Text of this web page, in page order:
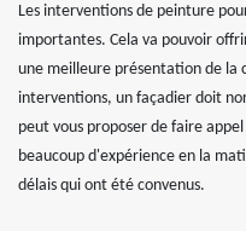
Les interventions de peinture
importantes. Cela va pouvoir
une meilleure présentation de la
interventions, un façadier doit
peut vous proposer de faire
beaucoup d'expérience en la
délais qui ont été convenus.